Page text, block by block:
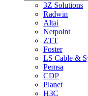
3Z Solutions
Radwin
Altai
Netpoint
ZTT
Foster
LS Cable &
Pemsa
CDP
Planet
H3C